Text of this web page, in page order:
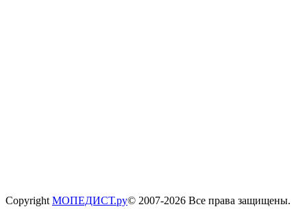
Copyright МОПЕДИСТ.ру© 2007-2026 Все права защищены.